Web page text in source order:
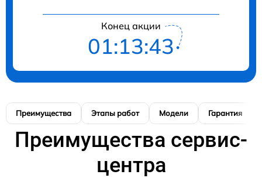
Конец акции
01:13:42
Преимущества Этапы работ Модели Гарантия
Преимущества сервис-
центра